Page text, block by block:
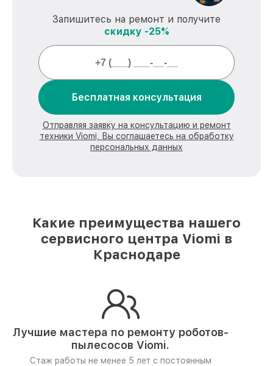
Запишитесь на ремонт и получите
скидку -25%
Бесплатная консультация
Отправляя заявку на консультацию и ремонт
техники Viomi, Вы соглашаетесь на обработку
персональных данных
Какие преимущества нашего
сервисного центра Viomi в
Краснодаре
Лучшие мастера по ремонтуроботов-
пылесосов Viomi.
Стаж работы не менее 5 лет с постоянным